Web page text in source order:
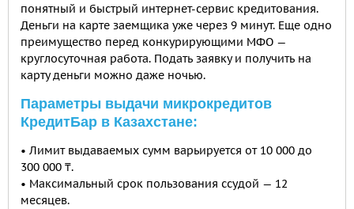
понятный и быстрый интернет-сервис кредитования.
Деньги на карте заемщика уже через 9 минут. Еще одно
преимущество перед конкурирующими МФО —
круглосуточная работа. Подать заявку и получить на
карту деньги можно даже ночью.
Параметры выдачи микрокредитов
КредитБар в Казахстане:
• Лимит выдаваемых сумм варьируется от 10 000 до
300 000 ₸.
• Максимальный срок пользования ссудой — 12
месяцев.